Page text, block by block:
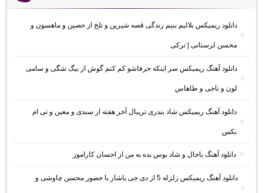
دانلود ریمیکس بلالیم بنیم زندگی قصه شیرین و تلخ از حصین و ماهسون و
محسن لرستانی | ترکی
دانلود آهنگ ریمیکس سر اینکه حرفاشو کم کنم گوش از بیگ شگی و سامی
لون و ناجی و طاهاس
دانلود آهنگ ریمیکس شاد بندری تریبال آخر هفته از سندی و معین و تی ام
بکس
دانلود آهنگ باحال و شاد بوس بده به من از احسان کاراموز
دانلود آهنگ ریمیکس زلزله 5 از دی جی یاشار با حضور محسن چاوشی و